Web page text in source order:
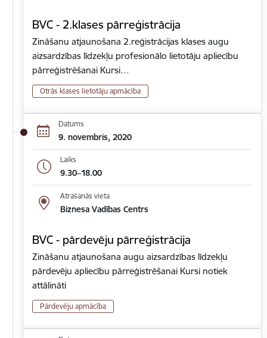
BVC - 2.klases pārreģistrācija
Zināšanu atjaunošana 2.reģistrācijas klases augu
aizsardzības līdzekļu profesionālo lietotāju apliecību
pārreģistrēšanai Kursi…
Otrās klases lietotāju apmācība
Datums
9. novembris, 2020
Laiks
9.30–18.00
Atrašanās vieta
Biznesa Vadības Centrs
BVC - pārdevēju pārreģistrācija
Zināšanu atjaunošana augu aizsardzības līdzekļu
pārdevēju apliecību pārreģistrēšanai Kursi notiek
attālināti
Pārdevēju apmācība